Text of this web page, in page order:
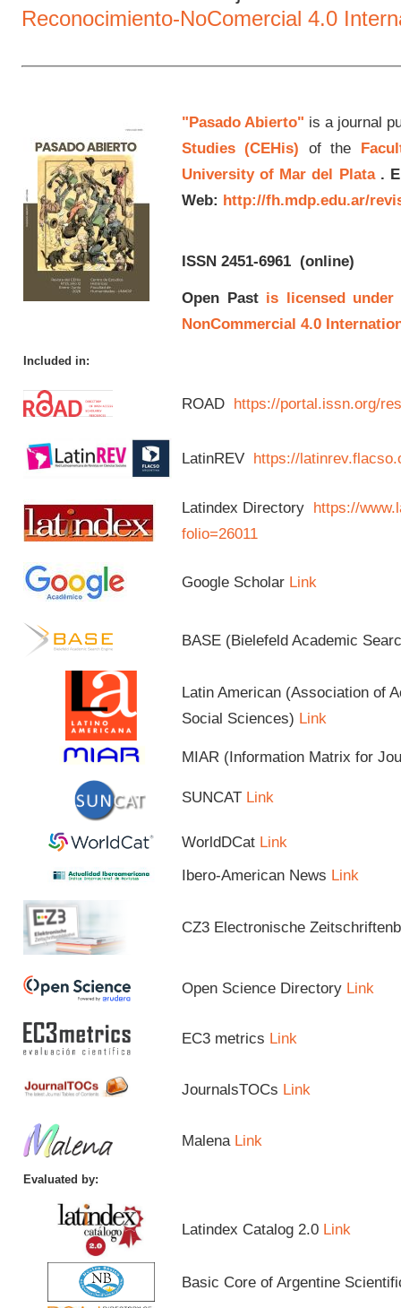
Reconocimiento-NoComercial 4.0
"Pasado Abierto" is a journal
Studies (CEHis) of the
University of Mar del Plata.
Web: http://fh.mdp.edu.ar/
ISSN 2451-6961(online)
Open Past is licensed under
NonCommercial 4.0
Included in:
ROAD https://portal.issn.org/
LatinREV https://
Latindex Directory https://
folio=26011
Google Scholar Link
BASE (Bielefeld Academic
Latin American (Association of
Social Sciences) Link
MIAR (Information Matrix for
SUNCAT Link
WorldDCat Link
Ibero-American News Link
CZ3 Electronische
Open Science Directory Link
EC3 metrics Link
JournalsTOCs Link
Malena Link
Evaluated by:
Latindex Catalog 2.0 Link
Basic Core of Argentine